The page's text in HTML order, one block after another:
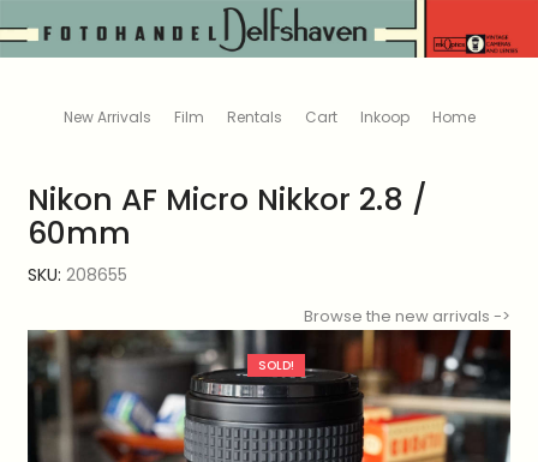
New Arrivals Film Rentals Cart Inkoop Home
Nikon AF Micro Nikkor 2.8 /
60mm
SKU: 208655
Browse the new arrivals ->
SOLD!